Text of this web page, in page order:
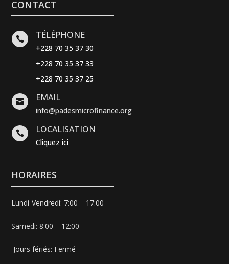
CONTACT
 TÉLÉPHONE
+228 70 35 37 30
+228 70 35 37 33
+228 70 35 37 25
 EMAIL
info@padesmicrofinance.org
 LOCALISATION
Cliquez ici
HORAIRES
Lundi-Vendredi: 7:00 – 17:00
Samedi: 8:00 – 12:00
Jours fériés: Fermé